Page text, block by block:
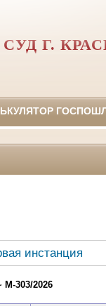
Г.
инстанция
303/2026